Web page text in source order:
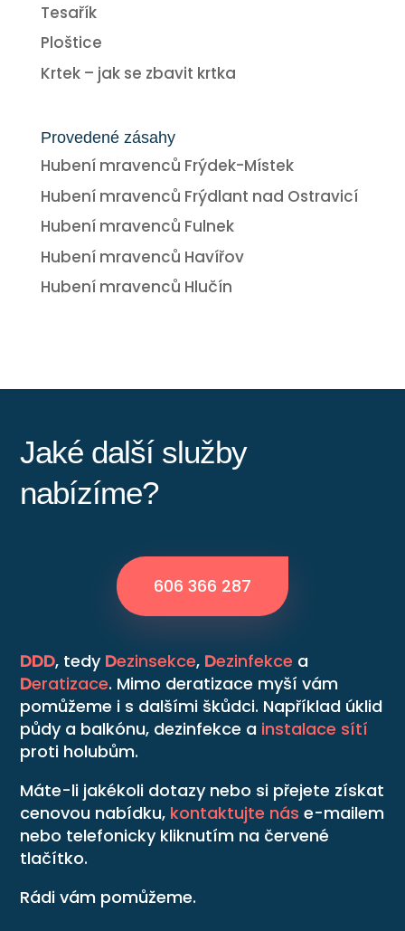
Tesařík
Ploštice
Krtek – jak se zbavit krtka
Provedené zásahy
Hubení mravenců Frýdek-Místek
Hubení mravenců Frýdlant nad Ostravicí
Hubení mravenců Fulnek
Hubení mravenců Havířov
Hubení mravenců Hlučín
Jaké další služby
nabízíme?
606 366 287
DDD, tedy Dezinsekce, Dezinfekce a
Deratizace. Mimo deratizace myší vám
pomůžeme i s dalšími škůdci. Například úklid
půdy a balkónu, dezinfekce a instalace sítí
proti holubům.
Máte-li jakékoli dotazy nebo si přejete získat
cenovou nabídku, kontaktujte nás e-mailem
nebo telefonicky kliknutím na červené
tlačítko.
Rádi vám pomůžeme.